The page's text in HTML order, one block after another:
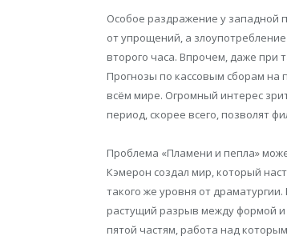
Особое раздражение у западной
от упрощений, а
второго часа. Впрочем, даже при
Прогнозы по кассовым сборам на
всём мире. Огромный интерес
период, скорее всего, позволят
Проблема «Пламени и пепла»
Кэмерон создал мир, который
такого же уровня от
растущий разрыв между формой и
пятой частям, работа над